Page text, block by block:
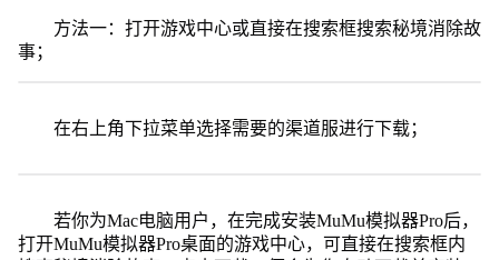
方法一：打开游戏中心或直接在搜索框搜索秘境消除故
事；
在右上角下拉菜单选择需要的渠道服进行下载；
若你为Mac电脑用户，在完成安装MuMu模拟器Pro后，
打开MuMu模拟器Pro桌面的游戏中心，可直接在搜索框内